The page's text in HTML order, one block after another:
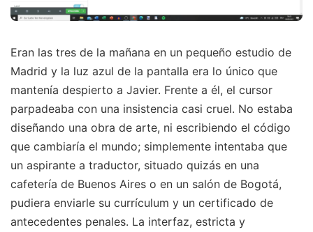
Eran las tres de la mañana en un pequeño estudio de
Madrid y la luz azul de la pantalla era lo único que
mantenía despierto a Javier. Frente a él, el cursor
parpadeaba con una insistencia casi cruel. No estaba
diseñando una obra de arte, ni escribiendo el código
que cambiaría el mundo; simplemente intentaba que
un aspirante a traductor, situado quizás en una
cafetería de Buenos Aires o en un salón de Bogotá,
pudiera enviarle su currículum y un certificado de
antecedentes penales. La interfaz, estricta y